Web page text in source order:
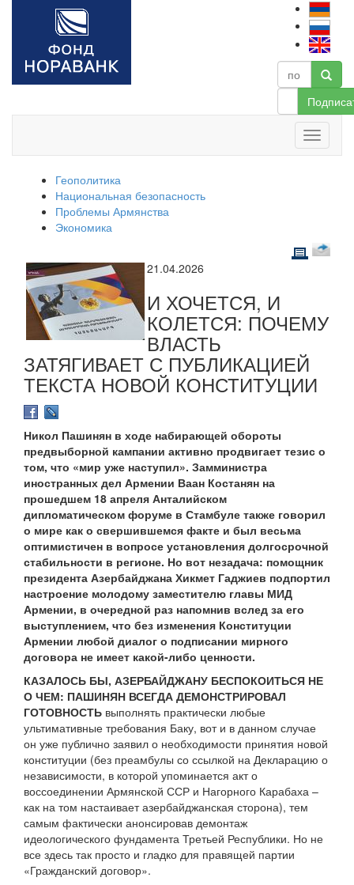
Геополитика
Национальная безопасность
Проблемы Армянства
Экономика
21.04.2026
И ХОЧЕТСЯ, И
КОЛЕТСЯ: ПОЧЕМУ
ВЛАСТЬ
ЗАТЯГИВАЕТ С ПУБЛИКАЦИЕЙ
ТЕКСТА НОВОЙ КОНСТИТУЦИИ
Никол Пашинян в ходе набирающей обороты
предвыборной кампании активно продвигает тезис о
том, что «мир уже наступил». Замминистра
иностранных дел Армении Ваан Костанян на
прошедшем 18 апреля Анталийском
дипломатическом форуме в Стамбуле также говорил
о мире как о свершившемся факте и был весьма
оптимистичен в вопросе установления долгосрочной
стабильности в регионе. Но вот незадача: помощник
президента Азербайджана Хикмет Гаджиев подпортил
настроение молодому заместителю главы МИД
Армении, в очередной раз напомнив вслед за его
выступлением, что без изменения Конституции
Армении любой диалог о подписании мирного
договора не имеет какой-либо ценности.
КАЗАЛОСЬ БЫ, АЗЕРБАЙДЖАНУ БЕСПОКОИТЬСЯ НЕ
О ЧЕМ: ПАШИНЯН ВСЕГДА ДЕМОНСТРИРОВАЛ
ГОТОВНОСТЬ выполнять практически любые
ультимативные требования Баку, вот и в данном случае
он уже публично заявил о необходимости принятия новой
конституции (без преамбулы со ссылкой на Декларацию о
независимости, в которой упоминается акт о
воссоединении Армянской ССР и Нагорного Карабаха –
как на том настаивает азербайджанская сторона), тем
самым фактически анонсировав демонтаж
идеологического фундамента Третьей Республики. Но не
все здесь так просто и гладко для правящей партии
«Гражданский договор».